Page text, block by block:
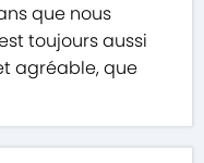
que nous
toujours aussi
agréable, que